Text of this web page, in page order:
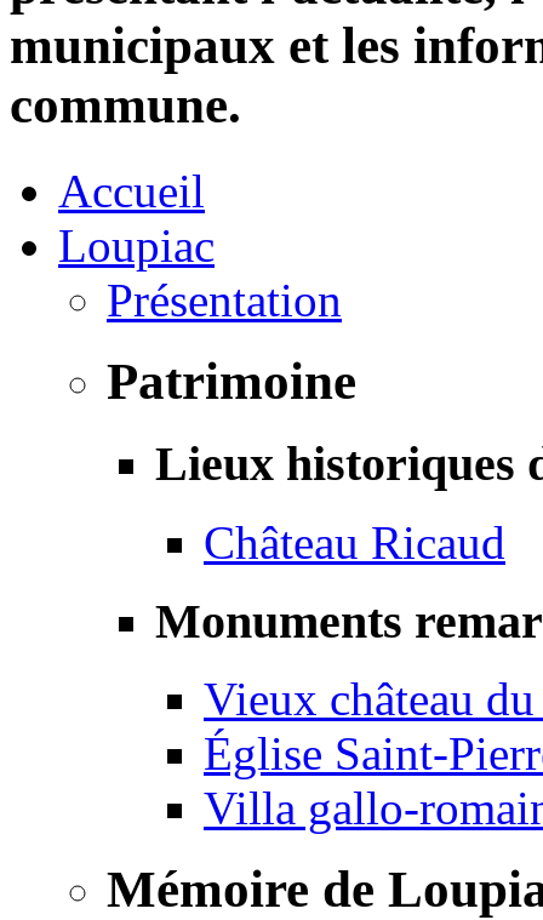
municipaux et les
commune.
Accueil
Loupiac
Présentation
Patrimoine
Lieux historiques
Château Ricaud
Monuments
Vieux château
Église Saint-
Villa gallo-
Mémoire de